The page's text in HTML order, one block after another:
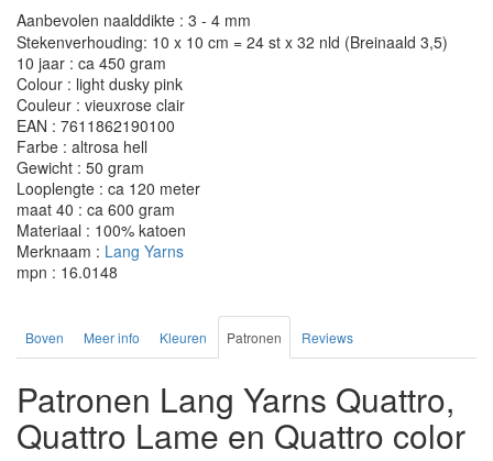
Aanbevolen naalddikte : 3 - 4 mm
Stekenverhouding: 10 x 10 cm = 24 st x 32 nld (Breinaald 3,5)
10 jaar : ca 450 gram
Colour : light dusky pink
Couleur : vieuxrose clair
EAN : 7611862190100
Farbe : altrosa hell
Gewicht : 50 gram
Looplengte : ca 120 meter
maat 40 : ca 600 gram
Materiaal : 100% katoen
Merknaam : Lang Yarns
mpn : 16.0148
Boven Meer info Kleuren Patronen Reviews
Patronen Lang Yarns Quattro,
Quattro Lame en Quattro color